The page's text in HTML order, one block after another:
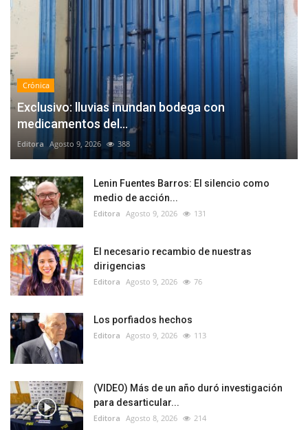
Crónica
Exclusivo: lluvias inundan bodega con
medicamentos del...
Editora Agosto 9, 2026 388
Lenin Fuentes Barros: El silencio como
medio de acción...
Editora Agosto 9, 2026 131
El necesario recambio de nuestras
dirigencias
Editora Agosto 9, 2026 76
Los porfiados hechos
Editora Agosto 9, 2026 113
(VIDEO) Más de un año duró investigación
para desarticular...
Editora Agosto 8, 2026 214